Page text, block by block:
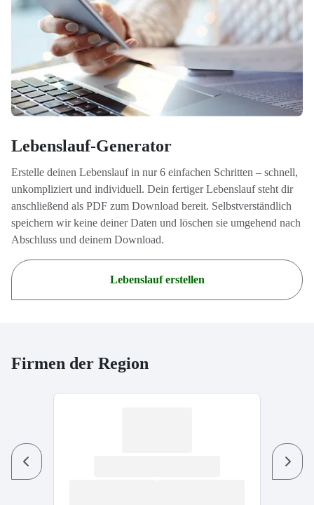
Lebenslauf-Generator
Erstelle deinen Lebenslauf in nur 6 einfachen Schritten – schnell,
unkompliziert und individuell. Dein fertiger Lebenslauf steht dir
anschließend als PDF zum Download bereit. Selbstverständlich
speichern wir keine deiner Daten und löschen sie umgehend nach
Abschluss und deinem Download.
Lebenslauf erstellen
Firmen der Region
Previous Next